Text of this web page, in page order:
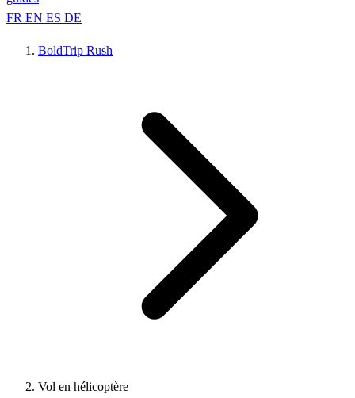
FR EN ES DE
BoldTrip Rush
Vol en hélicoptère